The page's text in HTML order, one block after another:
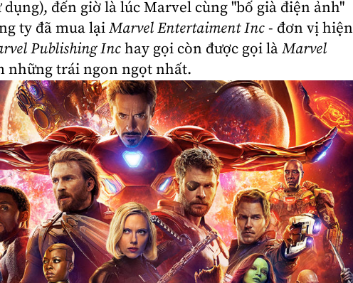
đến giờ là lúc Marvel cùng "bố già điện ảnh"
ty đã mua lạiMarvel Entertaiment Inc- đơn vị hiện
Publishing Inchay gọi còn được gọi làMarvel
những trái ngon ngọt nhất.